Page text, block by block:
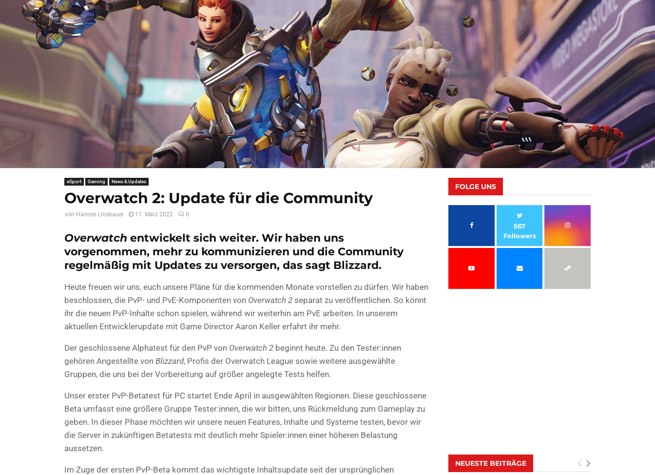
eSport Gaming News & Updates
Overwatch 2: Update für die Community
von Hannes Linsbauer 11. März 2022 0
Overwatch entwickelt sich weiter. Wir haben uns
vorgenommen, mehr zu kommunizieren und die Community
regelmäßig mit Updates zu versorgen, das sagt Blizzard.
Heute freuen wir uns, euch unsere Pläne für die kommenden Monate vorstellen zu dürfen. Wir haben
beschlossen, die PvP- und PvE-Komponenten von Overwatch 2 separat zu veröffentlichen. So könnt
ihr die neuen PvP-Inhalte schon spielen, während wir weiterhin am PvE arbeiten. In unserem
aktuellen Entwicklerupdate mit Game Director Aaron Keller erfahrt ihr mehr.
Der geschlossene Alphatest für den PvP von Overwatch 2 beginnt heute. Zu den Tester:innen
gehören Angestellte von Blizzard, Profis der Overwatch League sowie weitere ausgewählte
Gruppen, die uns bei der Vorbereitung auf größer angelegte Tests helfen.
Unser erster PvP-Betatest für PC startet Ende April in ausgewählten Regionen. Diese geschlossene
Beta umfasst eine größere Gruppe Tester:innen, die wir bitten, uns Rückmeldung zum Gameplay zu
geben. In dieser Phase möchten wir unsere neuen Features, Inhalte und Systeme testen, bevor wir
die Server in zukünftigen Betatests mit deutlich mehr Spieler:innen einer höheren Belastung
aussetzen.
Im Zuge der ersten PvP-Beta kommt das wichtigste Inhaltsupdate seit der ursprünglichen
FOLGE UNS
567
Followers
NEUESTE BEITRÄGE